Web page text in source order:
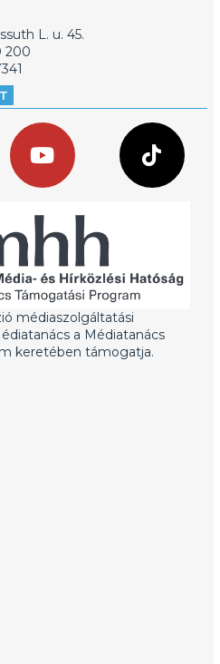
L. u. 45.
200
médiaszolgáltatási
a Médiatanács
keretében támogatja.